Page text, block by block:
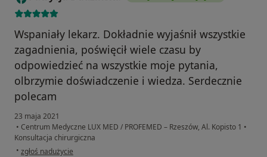
Wspaniały lekarz. Dokładnie wyjaśnił wszystkie
zagadnienia, poświęcił wiele czasu by
odpowiedzieć na wszystkie moje pytania,
olbrzymie doświadczenie i wiedza. Serdecznie
polecam
23 maja 2021
• Centrum Medyczne LUX MED / PROFEMED – Rzeszów, Al. Kopisto 1 •
Konsultacja chirurgiczna
• w opinii użytkownika Patrycja Dudzińska
zgłoś nadużycie